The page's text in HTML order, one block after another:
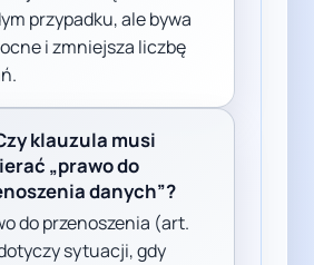
przypadku, ale bywa
i zmniejsza liczbę
klauzula musi
„prawo do
danych”?
do przenoszenia (art.
sytuacji, gdy